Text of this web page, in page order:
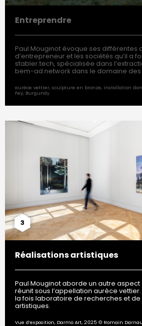
Entreprendre
Paul Mouginot évoque ses différentes
d’entrepreneur et les sociétés qu’il a
stabler.tech, spécialisée dans
bem-ad.network dans le domaine des
aurèce vettier, sculpture en bronze, installation
Feÿ, Burgundy
3
Réalisations artistiques
Paul Mouginot aborde un autre aspect
réunit sous l’appellation aurèce
la fois laboratoire de recherches et
artistiques.
Vue d’exposition, Darmo Art, 2025 © Romain